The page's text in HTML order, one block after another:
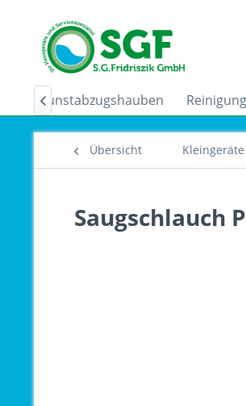
Dunstabzugshauben

Übersicht Kleingeräte
Saugschlauch